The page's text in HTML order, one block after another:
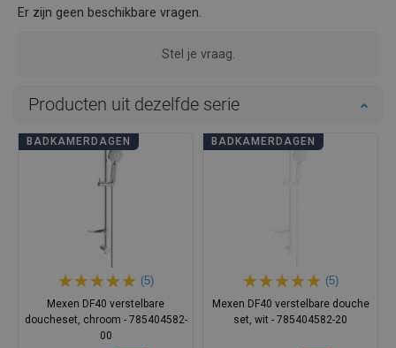
Er zijn geen beschikbare vragen.
Stel je vraag.
Producten uit dezelfde serie
BADKAMERDAGEN
(5)
Mexen DF40 verstelbare
doucheset, chroom - 785404582-
00
BADKAMERDAGEN
(5)
Mexen DF40 verstelbare douche
set, wit - 785404582-20